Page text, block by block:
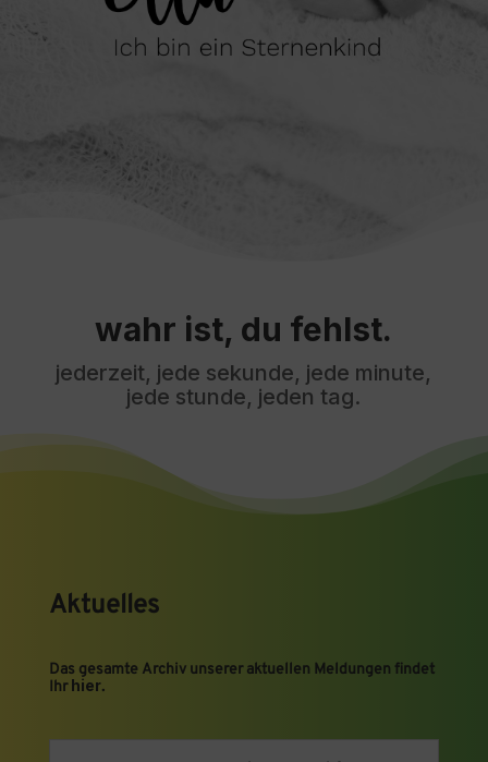
wahr ist, du fehlst.
jederzeit, jede sekunde, jede minute,
jede stunde, jeden tag.
Aktuelles
Das gesamte Archiv unserer aktuellen Meldungen findet
Ihrhier.